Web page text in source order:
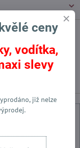
mail
Následující produkt
ceny
vodítka,
slevy
již nelze